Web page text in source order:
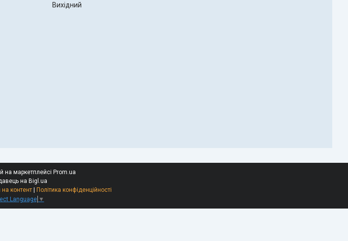
Вихідний
на маркетплейсі Prom.ua
на Bigl.ua
контент
Політика конфіденційності
Language ▼